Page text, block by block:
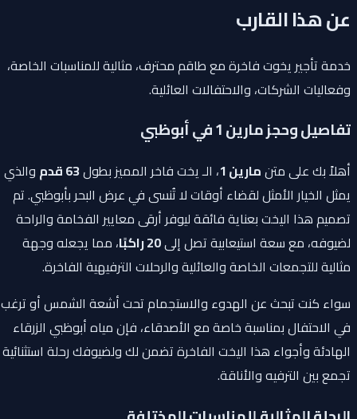
عن هذا القارب
خدمة تأجير يخوت فاخرة مع طاقم محترف، مثالية للمناسبات الخاصة،
وفعاليات الشركات، والاحتفالات العائلية.
تفاصيل وحجز مارين 1 في أبوظبي
أهلاً بك على متنمارين 1 ، الـ يخت فاخر المميز بطول63 قدم
والذي
يمثل الخيار الأمثل لقضاء أوقات لا تُنسى في عرض البحر بأبوظبي. تم
تصميم هذا اليخت بعناية فائقة ليوفر أرقى معايير الفخامة والراحة
لضيوفه، مع سعة استيعابية تصل إلى20 راكبًا
، مما يجعله وجهة
مثالية للتجمعات الخاصة والعائلية والرحلات الترفيهية الفاخرة.
سواء كنت تبحث عن الهدوء والاستجمام تحت أشعة الشمس أو ترغب
في الاحتفال بمناسبة خاصة مع الأصدقاء، فإن مياه أبوظبي الزرقاء
الهادئة وأجواء هذا اليخت الفاخرة تضمن لك ولضيوفك رحلة استثنائية
تجمع بين الترفيه والأناقة.